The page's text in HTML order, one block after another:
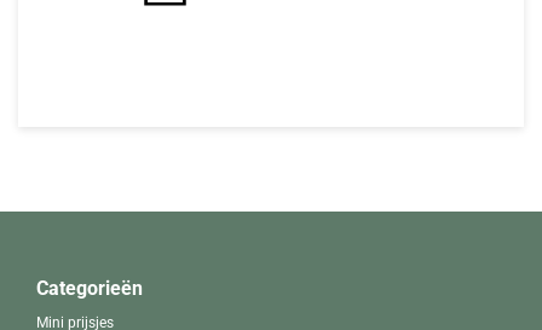
Categorieën
Mini prijsjes